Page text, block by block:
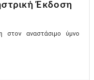
Έκδοση
στον αναστάσιμο ύμνο